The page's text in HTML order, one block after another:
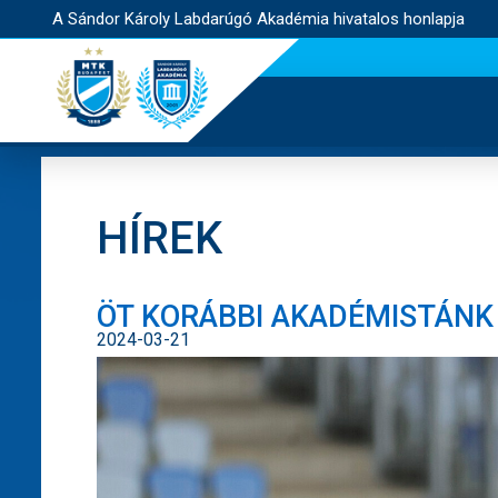
A Sándor Károly Labdarúgó Akadémia hivatalos honlapja
HÍREK
ÖT KORÁBBI
2024-03-21